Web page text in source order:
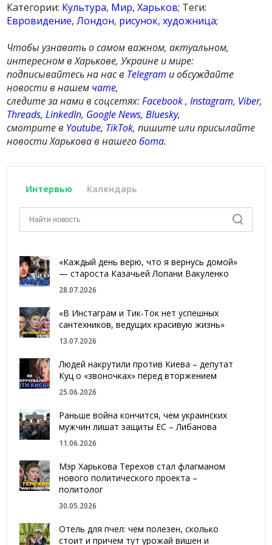
Категории: Культура, Мир,Харьков; Теги:
Евровидение,Лондон, рисунок,художница;
Чтобы узнавать о самом важном, актуальном,
интересном в Харькове, Украине и мире:
подписывайтесь на нас в Telegram и обсуждайте
новости в нашем чате,
следите за нами в соцсетях:Facebook,Instagram, Viber,
Threads,LinkedIn, Google News,Bluesky,
смотрите в Youtube, TikTok, пишите или присылайте
новости Харькова в нашегобота.
Интервью Календарь
«Каждый день верю, что я вернусь домой»
— староста Казачьей Лопани Вакуленко
28.07.2026
«В Инстаграм и Тик-Ток нет успешных
сантехников, ведущих красивую жизнь»
13.07.2026
Людей накрутили против Киева – депутат
Куц о «звоночках» перед вторжением
25.06.2026
Раньше война кончится, чем украинских
мужчин лишат защиты ЕС – Либанова
11.06.2026
Мэр Харькова Терехов стал флагманом
нового политического проекта –
политолог
30.05.2026
Отель для пчел: чем полезен, сколько
стоит и причем тут урожай вишен и